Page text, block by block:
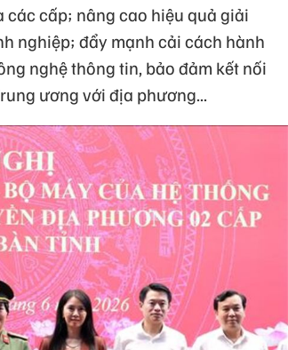
cấp; nâng cao hiệu quả giải
nghiệp; đẩy mạnh cải cách hành
nghệ thông tin, bảo đảm kết nối
ương với địa phương...